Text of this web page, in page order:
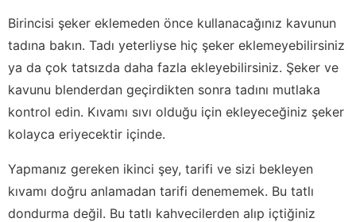
Birincisi şeker eklemeden önce kullanacağınız kavunun
tadına bakın. Tadı yeterliyse hiç şeker eklemeyebilirsiniz
ya da çok tatsızda daha fazla ekleyebilirsiniz. Şeker ve
kavunu blenderdan geçirdikten sonra tadını mutlaka
kontrol edin. Kıvamı sıvı olduğu için ekleyeceğiniz şeker
kolayca eriyecektir içinde.
Yapmanız gereken ikinci şey, tarifi ve sizi bekleyen
kıvamı doğru anlamadan tarifi denememek. Bu tatlı
dondurma değil. Bu tatlı kahvecilerden alıp içtiğiniz